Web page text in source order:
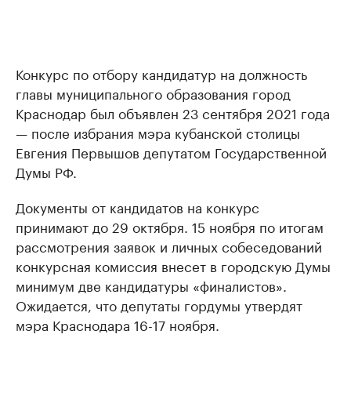
Конкурс по отбору кандидатур на должность
главы муниципального образования город
Краснодар был объявлен 23 сентября 2021 года
— после избрания мэра кубанской столицы
Евгения Первышов депутатом Государственной
Думы РФ.
Документы от кандидатов на конкурс
принимают до 29 октября. 15 ноября по итогам
рассмотрения заявок и личных собеседований
конкурсная комиссия внесет в городскую Думы
минимум две кандидатуры «финалистов».
Ожидается, что депутаты гордумы утвердят
мэра Краснодара 16-17 ноября.